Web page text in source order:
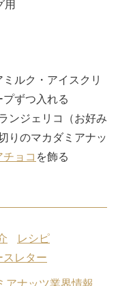
用
ルク・アイスクリ
ずつ入れる
ンジェリコ（お好み
りのマカダミアナッ
ョコ を飾る
レシピ
スレター
アナッツ業界情報